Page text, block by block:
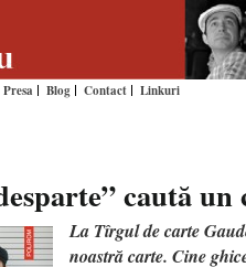
Presa Blog Contact Linkuri
caută
La Tîrgul de carte
noastră carte. Cine